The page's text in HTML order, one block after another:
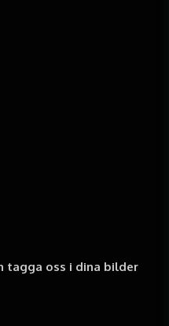
tagga oss i dina bilder